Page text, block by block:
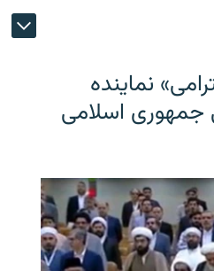
نماینده
جمهوری اسلامی